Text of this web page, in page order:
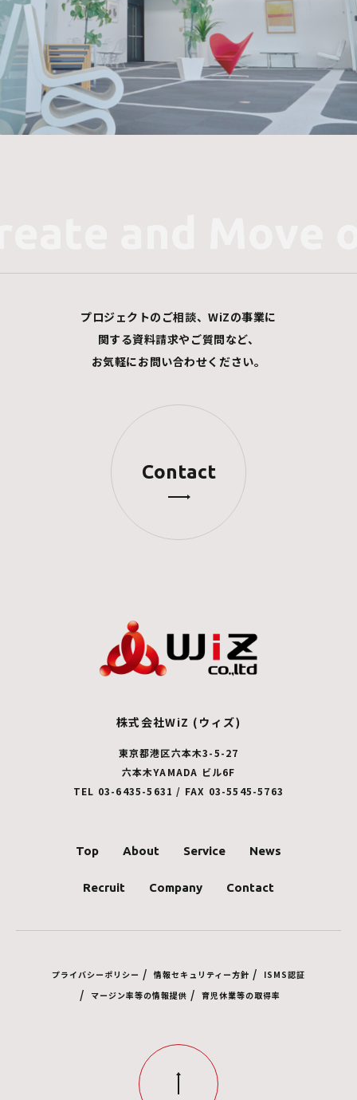
プロジェクトのご相談、WiZの事業に
関する資料請求やご質問など、
お気軽にお問い合わせください。
Contact
株式会社WiZ (ウィズ)
東京都港区六本木3-5-27
六本木YAMADA ビル6F
TEL 03-6435-5631 / FAX 03-5545-5763
Top About Service News
Recruit Company Contact
プライバシーポリシー / 情報セキュリティー方針 / ISMS認証
/ マージン率等の情報提供 /育児休業等の取得率